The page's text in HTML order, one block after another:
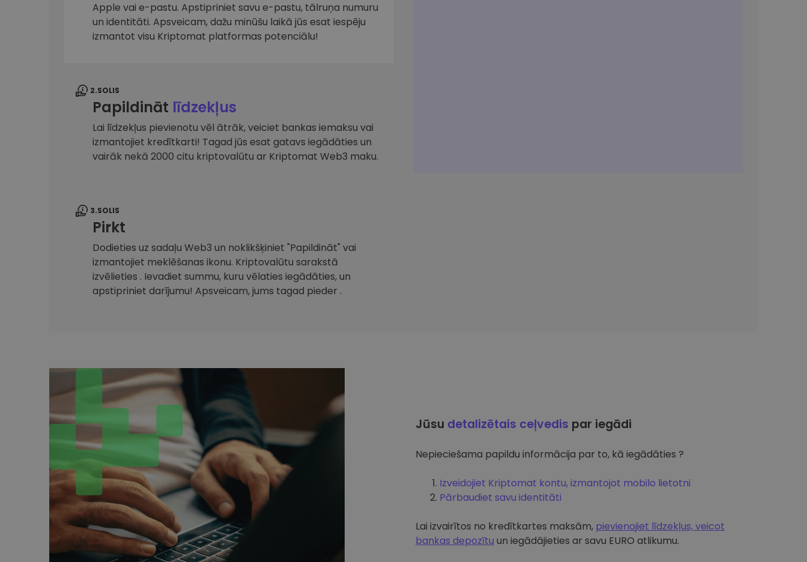
maks
Ieguldījumu palīgs
Atrodi savu kripto stratēģiju
Apple vai e-pastu. Apstipriniet savu e-pastu, tālruņa numuru
un identitāti. Apsveicam, dažu minūšu laikā jūs esat iespēju
izmantot visu Kriptomat platformas potenciālu!
2.SOLIS
Papildināt līdzekļus
Lai līdzekļus pievienotu vēl ātrāk, veiciet bankas iemaksu vai
izmantojiet kredītkarti! Tagad jūs esat gatavs iegādāties un
vairāk nekā 2000 citu kriptovalūtu ar Kriptomat Web3 maku.
3.SOLIS
Pirkt
Dodieties uz sadaļu Web3 un noklikšķiniet "Papildināt" vai
izmantojiet meklēšanas ikonu. Kriptovalūtu sarakstā
izvēlieties . Ievadiet summu, kuru vēlaties iegādāties, un
apstipriniet darījumu! Apsveicam, jums tagad pieder .
Jūsu detalizētais ceļvedis par iegādi
Nepieciešama papildu informācija par to, kā iegādāties ?
Izveidojiet Kriptomat kontu, izmantojot mobilo lietotni
Pārbaudiet savu identitāti
Lai izvairītos no kredītkartes maksām, pievienojiet līdzekļus, veicot
bankas depozītu un iegādājieties ar savu EURO atlikumu.